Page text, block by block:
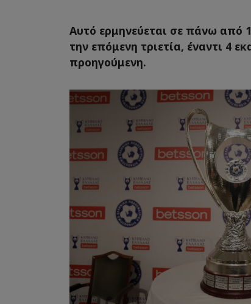
Αυτό ερμηνεύεται σε πάνω από
την επόμενη τριετία, έναντι 4
προηγούμενη.